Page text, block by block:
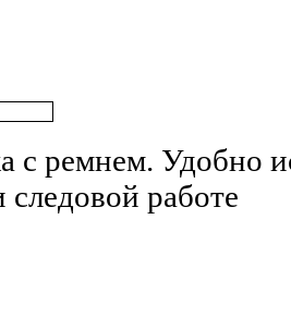
с ремнем. Удобно
следовой работе